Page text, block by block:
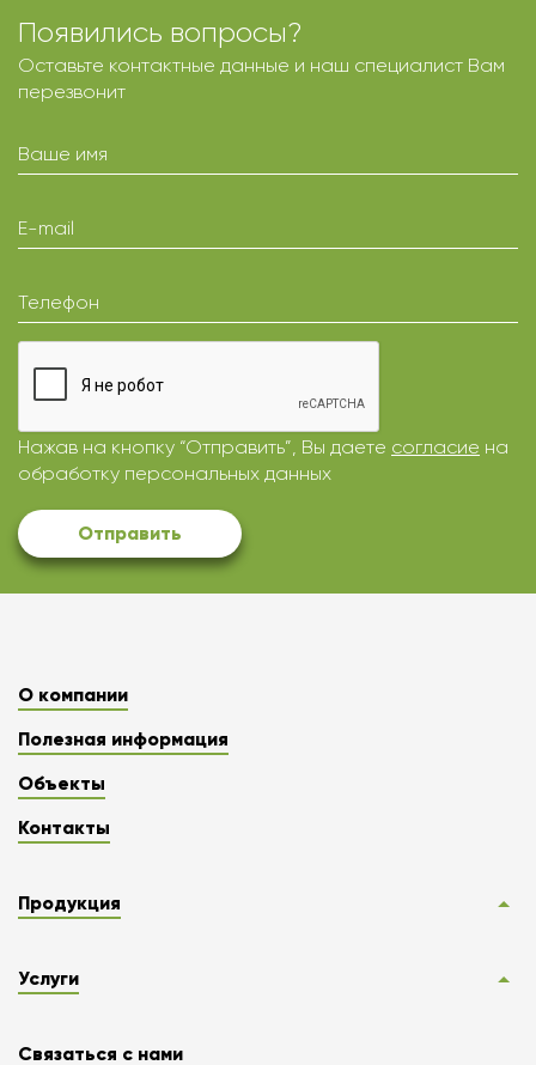
Появились вопросы?
Оставьте контактные данные и наш специалист Вам
перезвонит
Ваше имя
E-mail
Телефон
Нажав на кнопку “Отправить”, Вы даете согласие на
обработку персональных данных
Отправить
О компании
Полезная информация
Объекты
Контакты
Продукция
Услуги
Связаться с нами